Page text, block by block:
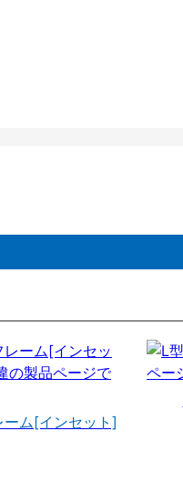
ーム[インセット]